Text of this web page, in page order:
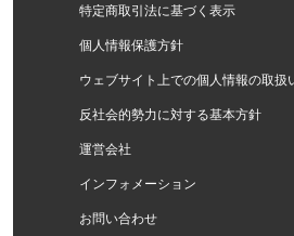
特定商取引法に基づく表示
個人情報保護方針
ウェブサイト上での個人情報の取扱
反社会的勢力に対する基本方針
運営会社
インフォメーション
お問い合わせ